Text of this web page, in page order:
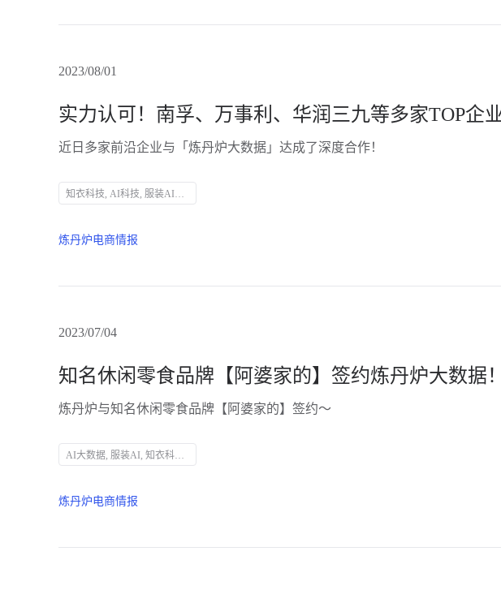
2023/08/01
近日多家前沿企业与「炼丹炉大数据」达成了深度合作！
知衣科技, AI科技, 服装AI大数据, 炼丹炉大数据, 数据分析, 商业决策, 电商数据, 淘系电商, 京东, 抖音, 小红书, 数据采集, 行业洞察, 竞品分析, 品牌增长, 数字营销
炼丹炉电商情报
2023/07/04
知名休闲零食品牌【阿婆家的】签约炼丹炉大数据！
炼丹炉与知名休闲零食品牌【阿婆家的】签约～
AI大数据, 服装AI, 知衣科技, 阿婆家的, 休闲零食, 炼丹炉大数据, 商业趋势洞察, 数据采集, 电商数据分析
炼丹炉电商情报